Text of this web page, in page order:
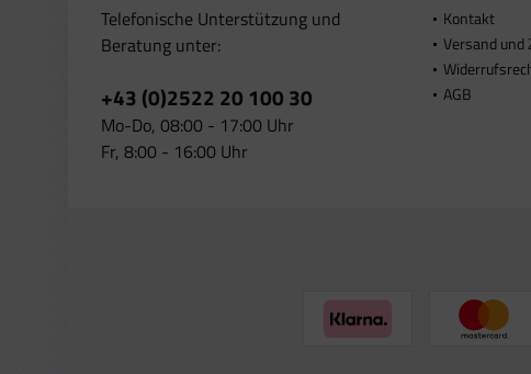
Telefonische Unterstützung und
Beratung unter:
+43 (0)2522 20 100 30
Mo-Do, 08:00 - 17:00 Uhr
Fr, 8:00 - 16:00 Uhr
Kontakt
Versand und
AGB